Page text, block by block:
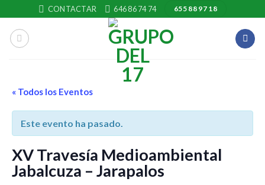
to
content
CONTACTAR 646 86 74 74 655 88 97 18
« Todos los Eventos
Este evento ha pasado.
XV Travesía Medioambiental
Jabalcuza – Jarapalos